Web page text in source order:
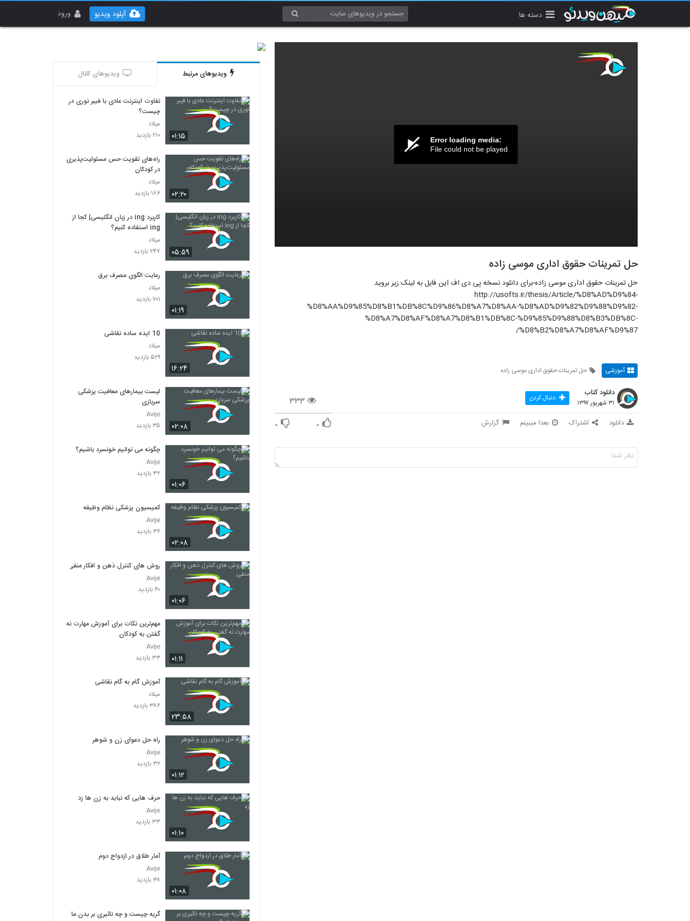
دسته ها ورود آپلود ویدیو
Error loading media:
File could not be played
حل تمرینات حقوق اداری موسی زاده
حل تمرینات حقوق اداری موسی زاده-برای دانلود نسخه پی دی اف این فایل به لینک زیر بروید
http://usofts.ir/thesis/Article/%D8%AD%D9%84-
%D8%AA%D9%85%D8%B1%DB%8C%D9%86%D8%A7%D8%AA-%D8%AD%D9%82%D9%88%D9%82-
%D8%A7%D8%AF%D8%A7%D8%B1%DB%8C-%D9%85%D9%88%D8%B3%DB%8C-
%D8%B2%D8%A7%D8%AF%D9%87/
آموزشی حل تمرینات حقوق اداری موسی زاده
۳۳۳
دانلود کتاب
۳۱ شهریور ۱۳۹۷ دنبال کردن
دانلود اشتراک بعدا میبینم گزارش ۰ ۰
ویدیوهای مرتبط ویدیوهای کانال
۰۱:۱۵
تفاوت اینترنت عادی با فیبر نوری در
چیست؟
میلاد
۲۱۰ بازدید
۰۲:۲۰
راه‌های تقویت حس مسئولیت‌پذیری
در کودکان
میلاد
۱۸۶ بازدید
۰۵:۵۹
کاربرد ing در زبان انگلیسی| کجا از
ing استفاده کنیم؟
میلاد
۲۴۷ بازدید
۰۱:۱۹
رعایت الگوی مصرف برق
میلاد
۷۰۱ بازدید
۱۶:۲۴
10 ایده ساده نقاشی
میلاد
۵۲۹ بازدید
۰۲:۰۸
لیست بیمارهای معافیت پزشکی
سربازی
Avije
۳۵ بازدید
۰۱:۰۶
چگونه می توانیم خونسرد باشیم؟
Avije
۳۲ بازدید
۰۲:۰۸
کمیسیون پزشکی نظام وظیفه
Avije
۳۶ بازدید
۰۱:۰۶
روش های کنترل ذهن و افکار منفی
Avije
۴۰ بازدید
۰۱:۱۱
مهم‌ترین نکات برای آموزش مهارت نه
گفتن به کودکان
Avije
۳۳ بازدید
۲۳:۵۸
آموزش گام به گام نقاشی
میلاد
۳۸۶ بازدید
۰۱:۱۲
راه حل دعوای زن و شوهر
Avije
۳۲ بازدید
۰۱:۱۰
حرف هایی که نباید به زن ها زد
Avije
۳۳ بازدید
۰۱:۰۸
آمار طلاق در ازدواج دوم
Avije
۳۸ بازدید
گریه چیست و چه تاثیری بر بدن ما